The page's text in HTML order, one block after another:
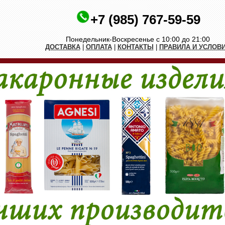
+7 (985) 767-59-59
Понедельник-Воскресенье с 10:00 до 21:00
ДОСТАВКА| ОПЛАТА| КОНТАКТЫ ПРАВИЛА И